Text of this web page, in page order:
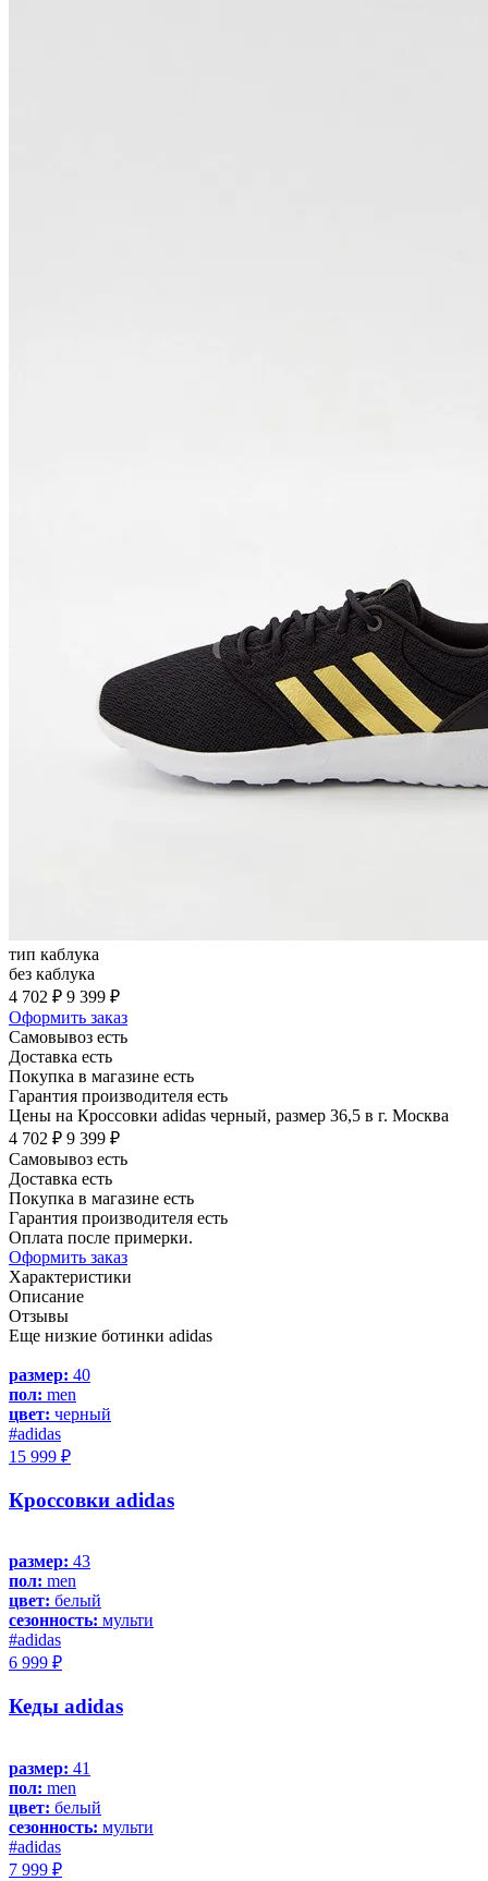
тип каблука
без каблука
4 702 ₽ 9 399 ₽
Оформить заказ
Самовывоз есть
Доставка есть
Покупка в магазине есть
Гарантия производителя есть
Цены на Кроссовки adidas черный, размер 36,5 в г. Москва
4 702 ₽ 9 399 ₽
Самовывоз есть
Доставка есть
Покупка в магазине есть
Гарантия производителя есть
Оплата после примерки.
Оформить заказ
Характеристики
Описание
Отзывы
Еще низкие ботинки adidas
размер: 40
пол: men
цвет: черный
#adidas
15 999 ₽
Кроссовки adidas
размер: 43
пол: men
цвет: белый
сезонность: мульти
#adidas
6 999 ₽
Кеды adidas
размер: 41
пол: men
цвет: белый
сезонность: мульти
#adidas
7 999 ₽